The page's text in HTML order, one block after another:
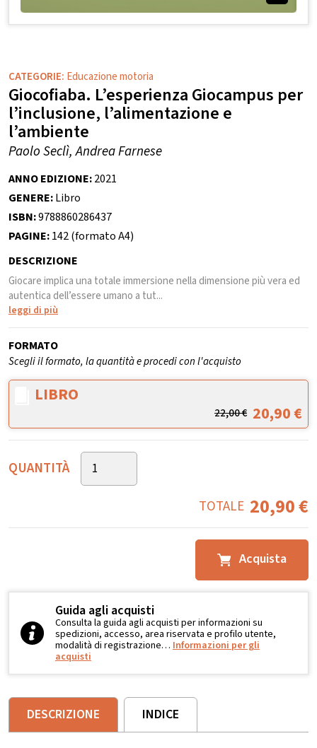
CATEGORIE: Educazione motoria
Giocofiaba. L’esperienza Giocampus per
l’inclusione, l’alimentazione e
l’ambiente
Paolo Seclì, Andrea Farnese
ANNO EDIZIONE:2021
GENERE:Libro
ISBN:9788860286437
PAGINE:142 (formato A4)
DESCRIZIONE
Giocare implica una totale immersione nella dimensione più vera ed
autentica dell’essere umano a tut...
leggi di più
FORMATO
Scegli il formato, la quantità e procedi con l'acquisto
LIBRO
22,00€ 20,90€
QUANTITÀ
TOTALE 20,90€
Acquista
Guida agli acquisti
Consulta la guida agli acquisti per informazioni su
spedizioni, accesso, area riservata e profilo utente,
modalità di registrazione… Informazioni per gli
acquisti
DESCRIZIONE INDICE